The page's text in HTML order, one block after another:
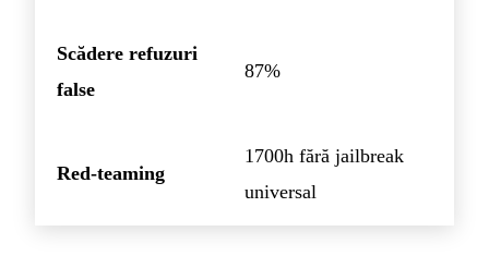
Scădere refuzuri
false
87%
Red-teaming
1700h fără jailbreak
universal